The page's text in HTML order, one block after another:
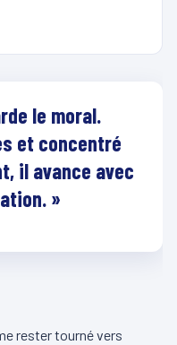
le moral.
et concentré
il avance avec
»
rester tourné vers